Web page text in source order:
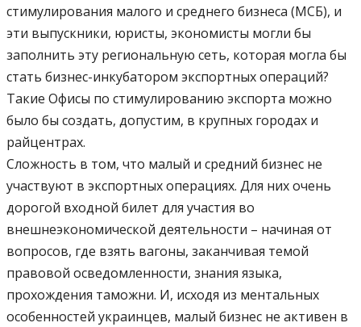
стимулирования малого и среднего бизнеса (МСБ), и
эти выпускники, юристы, экономисты могли бы
заполнить эту региональную сеть, которая могла бы
стать бизнес-инкубатором экспортных операций?
Такие Офисы по стимулированию экспорта можно
было бы создать, допустим, в крупных городах и
райцентрах.
Сложность в том, что малый и средний бизнес не
участвуют в экспортных операциях. Для них очень
дорогой входной билет для участия во
внешнеэкономической деятельности – начиная от
вопросов, где взять вагоны, заканчивая темой
правовой осведомленности, знания языка,
прохождения таможни. И, исходя из ментальных
особенностей украинцев, малый бизнес не активен в